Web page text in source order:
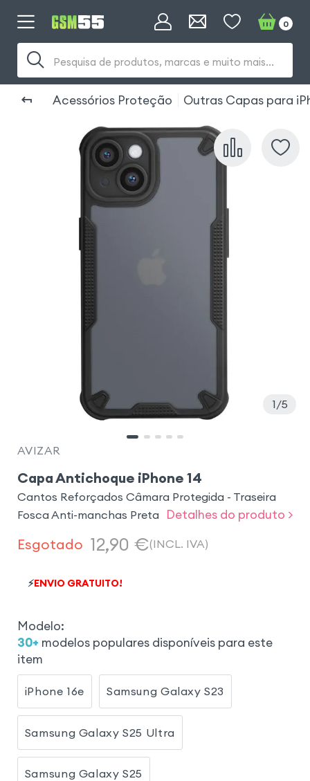
Pesquisa de produtos, marcas e muito mais...
0
Acessórios Proteção Outras Capas para
1 5
AVIZAR
Capa Antichoque iPhone 14
Cantos Reforçados Câmara Protegida - Traseira
Fosca Anti-manchas Preta
Detalhes do produto >
Esgotado 12,90 €(INCL. IVA)
⚡ENVIO GRATUITO!
Modelo:
30+ modelos populares disponíveis para este
item
iPhone 16e Samsung Galaxy S23
Samsung Galaxy S25 Ultra
Samsung Galaxy S25